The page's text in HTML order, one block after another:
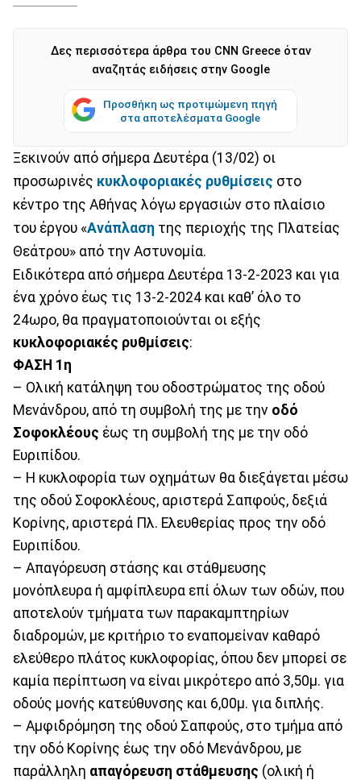
Δες περισσότερα άρθρα του CNN Greece όταν
αναζητάς ειδήσεις στην Google
Προσθήκη ως προτιμώμενη πηγή
στα αποτελέσματα Google
Ξεκινούν από σήμερα Δευτέρα (13/02) οι
προσωρινές κυκλοφοριακές ρυθμίσεις στο
κέντρο της Αθήνας λόγω εργασιών στο πλαίσιο
του έργου «Ανάπλαση της περιοχής της Πλατείας
Θεάτρου» από την Αστυνομία.
Ειδικότερα από σήμερα Δευτέρα 13-2-2023 και για
ένα χρόνο έως τις 13-2-2024 και καθ’ όλο το
24ωρο, θα πραγματοποιούνται οι εξής
κυκλοφοριακές ρυθμίσεις:
ΦΑΣΗ 1η
– Ολική κατάληψη του οδοστρώματος της οδού
Μενάνδρου, από τη συμβολή της με την οδό
Σοφοκλέους έως τη συμβολή της με την οδό
Ευριπίδου.
– Η κυκλοφορία των οχημάτων θα διεξάγεται μέσω
της οδού Σοφοκλέους, αριστερά Σαπφούς, δεξιά
Κορίνης, αριστερά Πλ. Ελευθερίας προς την οδό
Ευριπίδου.
– Απαγόρευση στάσης και στάθμευσης
μονόπλευρα ή αμφίπλευρα επί όλων των οδών, που
αποτελούν τμήματα των παρακαμπτηρίων
διαδρομών, με κριτήριο το εναπομείναν καθαρό
ελεύθερο πλάτος κυκλοφορίας, όπου δεν μπορεί σε
καμία περίπτωση να είναι μικρότερο από 3,50μ. για
οδούς μονής κατεύθυνσης και 6,00μ. για διπλής.
– Αμφιδρόμηση της οδού Σαπφούς, στο τμήμα από
την οδό Κορίνης έως την οδό Μενάνδρου, με
παράλληλη απαγόρευση στάθμευσης (ολική ή